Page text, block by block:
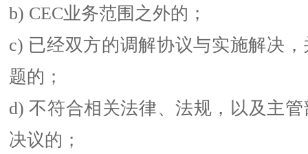
b) CEC业务范围之外的；
c) 已经双方的调解协议与实施解决
题的；
d) 不符合相关法律、法规，以及主
决议的；